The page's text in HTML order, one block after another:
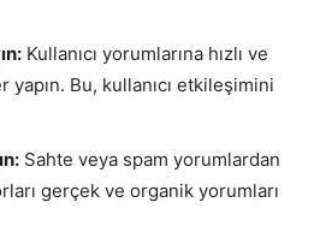
Kullanıcı yorumlarına hızlı ve
Bu, kullanıcı etkileşimini
Sahte veya spam yorumlardan
gerçek ve organik yorumları